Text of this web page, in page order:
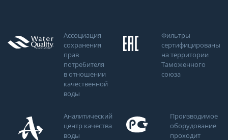
Ассоциация
сохранения
прав
потребителя
в отношении
качественной
воды
Фильтры
сертифицированы
на территории
Таможенного
союза
Аналитический
центр качества
воды
Производимое
оборудование
проходит